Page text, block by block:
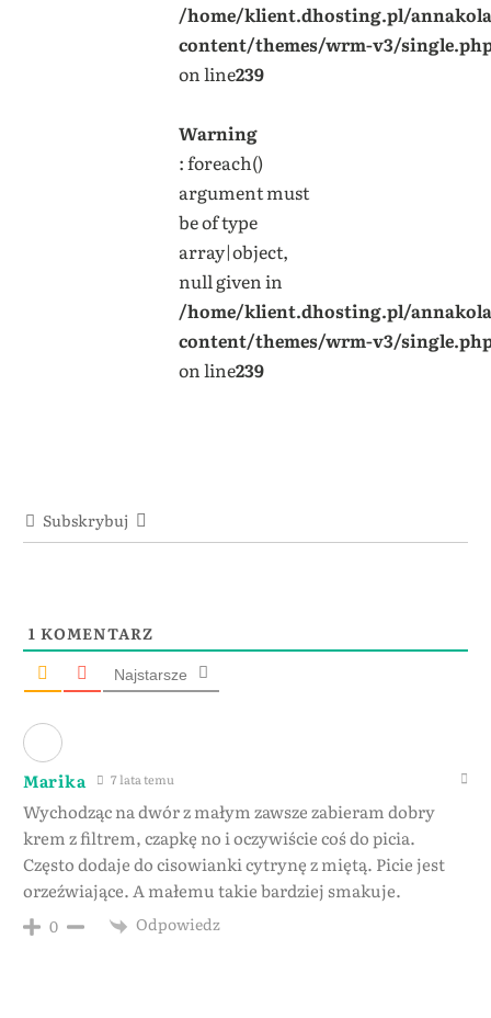
/home/klient.dhosting.pl/
content/themes/wrm-v3/
on line239
Warning
: foreach()
argument must
be of type
array|object,
null given in
/home/klient.dhosting.pl/
content/themes/wrm-v3/
on line239
Subskrybuj
1 KOMENTARZ
Najstarsze
Marika 7 lata temu
Wychodząc na dwór z małym zawsze zabieram dobry
krem z filtrem, czapkę no i oczywiście coś do picia.
Często dodaje do cisowianki cytrynę z miętą. Picie jest
orzeźwiające. A małemu takie bardziej smakuje.
0 Odpowiedz